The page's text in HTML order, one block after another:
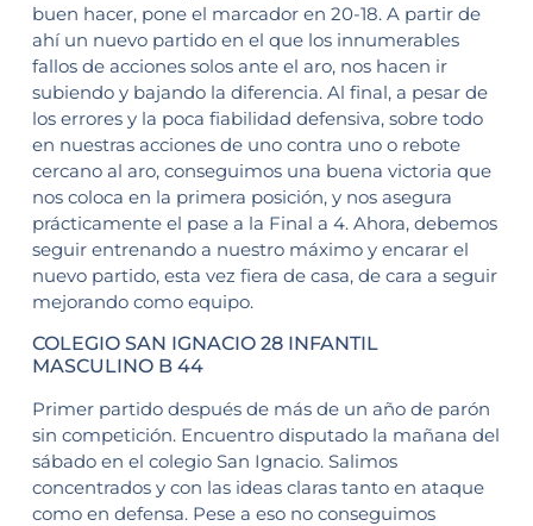
buen hacer, pone el marcador en 20-18. A partir de
ahí un nuevo partido en el que los innumerables
fallos de acciones solos ante el aro, nos hacen ir
subiendo y bajando la diferencia. Al final, a pesar de
los errores y la poca fiabilidad defensiva, sobre todo
en nuestras acciones de uno contra uno o rebote
cercano al aro, conseguimos una buena victoria que
nos coloca en la primera posición, y nos asegura
prácticamente el pase a la Final a 4. Ahora, debemos
seguir entrenando a nuestro máximo y encarar el
nuevo partido, esta vez fiera de casa, de cara a seguir
mejorando como equipo.
COLEGIO SAN IGNACIO 28 INFANTIL
MASCULINO B 44
Primer partido después de más de un año de parón
sin competición. Encuentro disputado la mañana del
sábado en el colegio San Ignacio. Salimos
concentrados y con las ideas claras tanto en ataque
como en defensa. Pese a eso no conseguimos